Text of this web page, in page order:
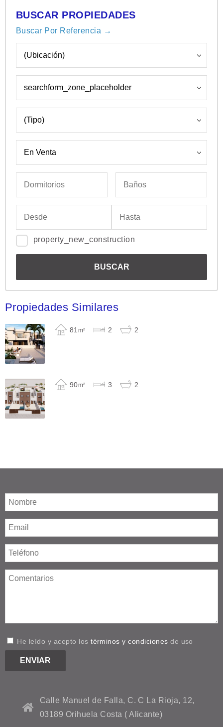
BUSCAR PROPIEDADES
Buscar Por Referencia →
property_new_construction
Propiedades Similares
81 m² 2 2
90m² 3 2
He leído y acepto lostérminos y condiciones de uso
Calle Manuel de Falla, C. C La Rioja, 12,
03189 Orihuela Costa ( Alicante)